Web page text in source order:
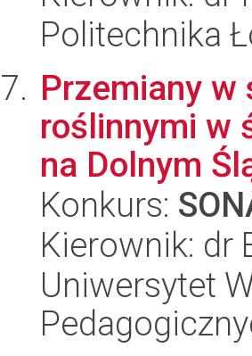
Politechnika
Przemiany w
roślinnymi w
na Dolnym
Konkurs:
Kierownik: dr
Uniwersytet